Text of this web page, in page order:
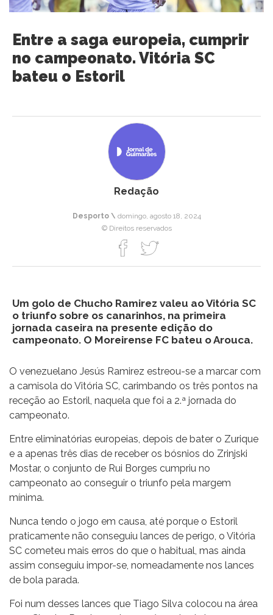
Entre a saga europeia, cumprir
no campeonato. Vitória SC
bateu o Estoril
Redação
Desporto \ domingo, agosto 18, 2024
© Direitos reservados
Um golo de Chucho Ramirez valeu ao Vitória SC
o triunfo sobre os canarinhos, na primeira
jornada caseira na presente edição do
campeonato. O Moreirense FC bateu o Arouca.
O venezuelano Jesús Ramirez estreou-se a marcar com
a camisola do Vitória SC, carimbando os três pontos na
receção ao Estoril, naquela que foi a 2.ª jornada do
campeonato.
Entre eliminatórias europeias, depois de bater o Zurique
e a apenas três dias de receber os bósnios do Zrinjski
Mostar, o conjunto de Rui Borges cumpriu no
campeonato ao conseguir o triunfo pela margem
mínima.
Nunca tendo o jogo em causa, até porque o Estoril
praticamente não conseguiu lances de perigo, o Vitória
SC cometeu mais erros do que o habitual, mas ainda
assim conseguiu impor-se, nomeadamente nos lances
de bola parada.
Foi num desses lances que Tiago Silva colocou na área